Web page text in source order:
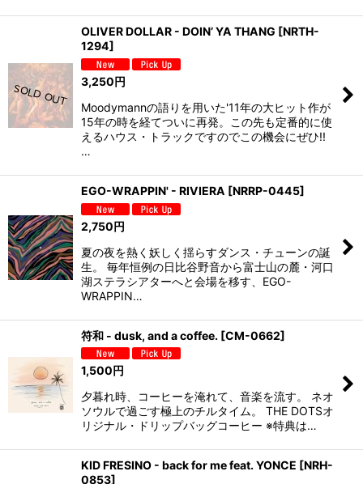
OLIVER DOLLAR - DOIN’ YA THANG [NRTH-
1294]
3,250円
Moodymannの語りを用いた'11年の大ヒット作が
15年の時を経てついに再発。この先も定番的に使
えるハウス・トラックですのでこの機会にぜひ!!
…
EGO-WRAPPIN' - RIVIERA [NRRP-0445]
2,750円
夏の夜を熱く妖しく揺らすダンス・チューンの誕
生。 毎年恒例の日比谷野音から富士山の麓・河口
湖ステラシアターへと会場を移す、EGO-
WRAPPIN…
符和 - dusk, and a coffee. [CM-0662]
1,500円
夕暮れ時、コーヒーを淹れて、音楽を流す。 ネオ
ソウルで過ごす極上のチルタイム。 THE DOTSオ
リジナル・ドリップバッグコーヒー ※特典は…
KID FRESINO - back for me feat. YONCE [NRH-
0853]